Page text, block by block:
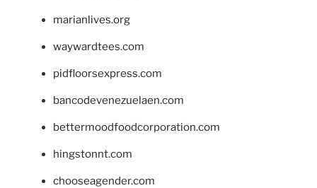
marianlives.org
waywardtees.com
pidfloorsexpress.com
bancodevenezuelaen.com
bettermoodfoodcorporation.com
hingstonnt.com
chooseagender.com